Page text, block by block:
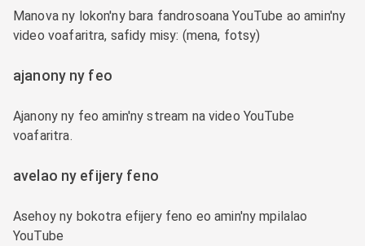
Manova ny lokon'ny bara fandrosoana YouTube ao amin'ny
video voafaritra, safidy misy: (mena, fotsy)
ajanony ny feo
Ajanony ny feo amin'ny stream na video YouTube
voafaritra.
avelao ny efijery feno
Asehoy ny bokotra efijery feno eo amin'ny mpilalao
YouTube